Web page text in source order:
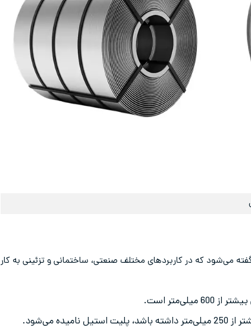
می‌شود که در کاربردهای مختلف صنعتی، ساختمانی و تزئینی به کار